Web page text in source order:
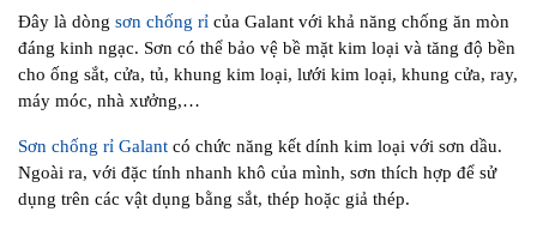
Đây là dòng sơn chống rỉ của Galant với khả năng chống ăn mòn
đáng kinh ngạc. Sơn có thể bảo vệ bề mặt kim loại và tăng độ bền
cho ống sắt, cửa, tủ, khung kim loại, lưới kim loại, khung cửa, ray,
máy móc, nhà xưởng,…
Sơn chống rỉ Galant có chức năng kết dính kim loại với sơn dầu.
Ngoài ra, với đặc tính nhanh khô của mình, sơn thích hợp để sử
dụng trên các vật dụng bằng sắt, thép hoặc giả thép.